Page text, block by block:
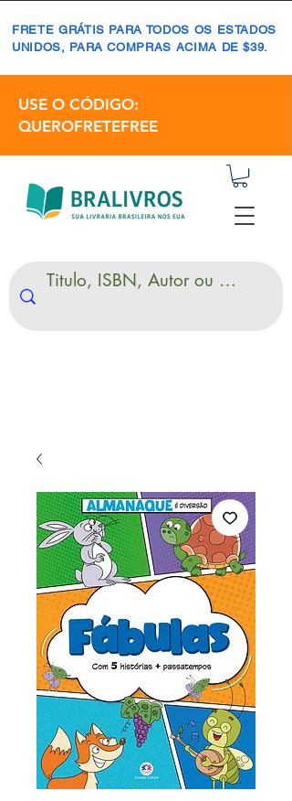
FRETE GRÁTIS PARA TODOS OS ESTADOS
UNIDOS, PARA COMPRAS ACIMA DE $39.
USE O CÓDIGO:
QUEROFRETEFREE